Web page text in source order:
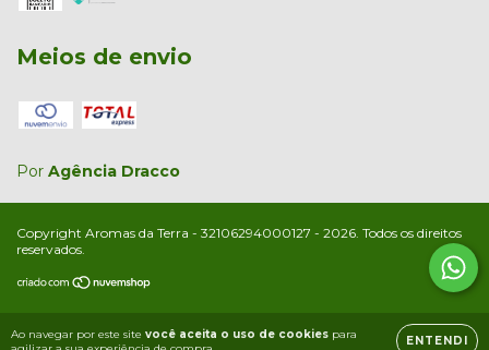
Ao navegar por este site você aceita o uso de cookies para
ENTENDI
Meios de envio
Por Agência Dracco
Copyright Aromas da Terra - 32106294000127 - 2026. Todos os direitos
reservados.